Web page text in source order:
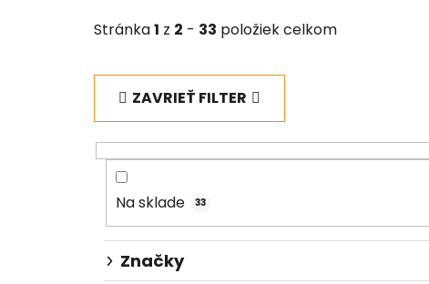
Stránka1 z 2 - 33 položiek celkom
ZAVRIEŤ FILTER
Na sklade 33
Značky